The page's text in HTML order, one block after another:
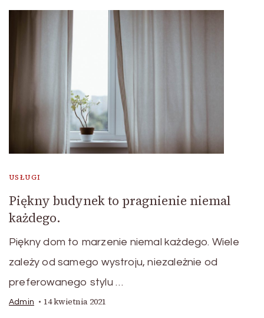
USŁUGI
Piękny budynek to pragnienie niemal
każdego.
Piękny dom to marzenie niemal każdego. Wiele
zależy od samego wystroju, niezależnie od
preferowanego stylu …
Admin 14 kwietnia 2021